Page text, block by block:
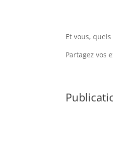
Et vous,
Partagez vos